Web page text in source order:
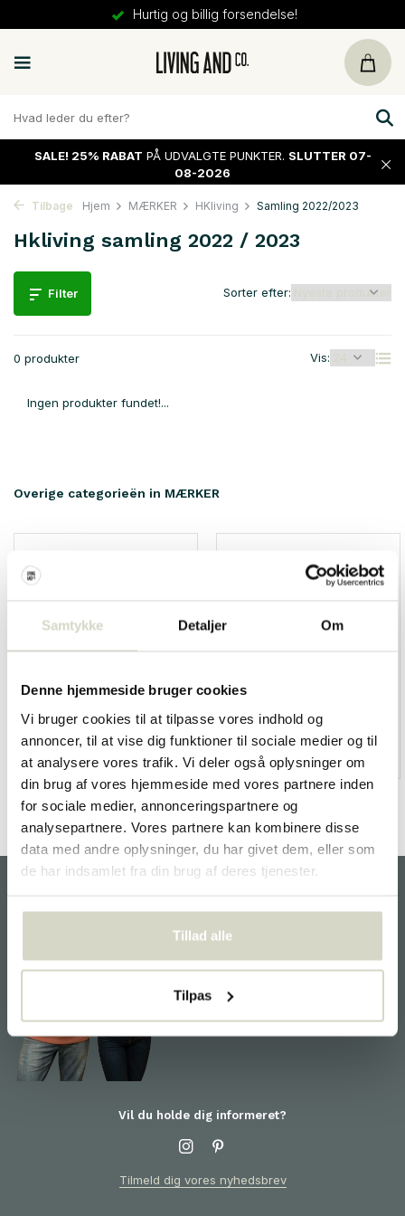
Samtykke Detaljer Om
Denne hjemmeside bruger cookies
Vi bruger cookies til at tilpasse vores indhold og
annoncer, til at vise dig funktioner til sociale medier og til
at analysere vores trafik. Vi deler også oplysninger om
din brug af vores hjemmeside med vores partnere inden
for sociale medier, annonceringspartnere og
analysepartnere. Vores partnere kan kombinere disse
data med andre oplysninger, du har givet dem, eller som
de har indsamlet fra din brug af deres tjenester.
Tillad alle
Tilpas
Hurtig og billig forsendelse!
SALE! 25% RABAT PÅ UDVALGTE PUNKTER. SLUTTER 07-
08-2026
Tilbage Hjem MÆRKER HKliving Samling 2022/2023
Hkliving samling 2022 / 2023
Filter
0 produkter Vis:
Sorter efter:
Ingen produkter fundet!...
Overige categorieën in MÆRKER
HKliving Living and Company
Vi er glade for at hjælpe dig
og er klar til dig! For
din ordre bedes du kontakte
Vil du holde dig informeret?
Tilmeld dig vores nyhedsbrev